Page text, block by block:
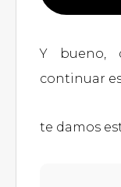
Y bueno,
continuar
te damos